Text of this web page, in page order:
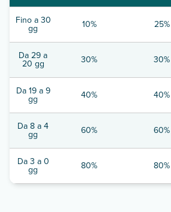
Fino a 30
gg 10% 25%
Da 29 a
20 gg 30% 30%
Da 19 a 9
gg 40% 40%
Da 8 a 4
gg 60% 60%
Da 3 a 0
gg 80% 80%